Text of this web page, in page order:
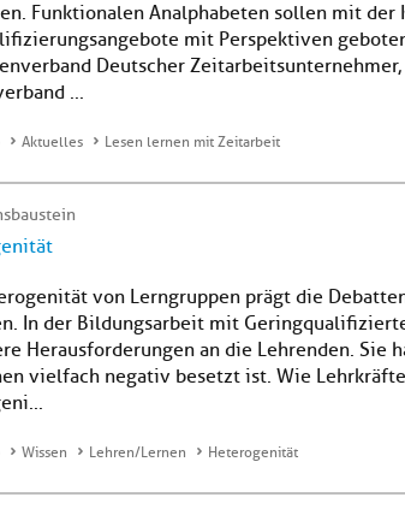
Funktionalen Analphabeten sollen mit der
mit Perspektiven
Deutscher
...
Aktuelles Lesen lernen mit Zeitarbeit
von Lerngruppen prägt die
In der Bildungsarbeit mit
Herausforderungen an die Lehrenden. Sie
vielfach negativ besetzt ist. Wie
Wissen Lehren/Lernen Heterogenität